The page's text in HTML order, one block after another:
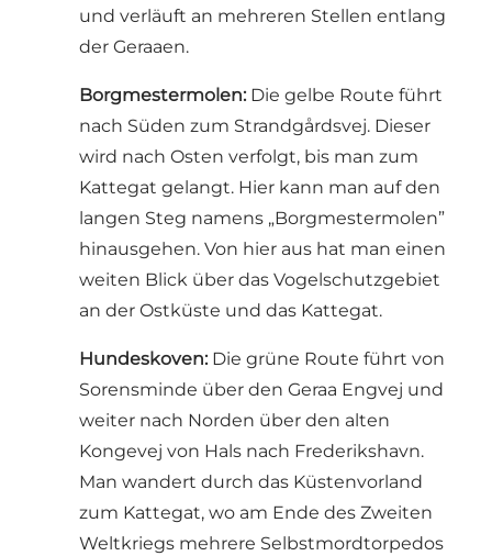
und verläuft an mehreren Stellen entlang
der Geraaen.
Borgmestermolen: Die gelbe Route führt
nach Süden zum Strandgårdsvej. Dieser
wird nach Osten verfolgt, bis man zum
Kattegat gelangt. Hier kann man auf den
langen Steg namens „Borgmestermolen”
hinausgehen. Von hier aus hat man einen
weiten Blick über das Vogelschutzgebiet
an der Ostküste und das Kattegat.
Hundeskoven: Die grüne Route führt von
Sorensminde über den Geraa Engvej und
weiter nach Norden über den alten
Kongevej von Hals nach Frederikshavn.
Man wandert durch das Küstenvorland
zum Kattegat, wo am Ende des Zweiten
Weltkriegs mehrere Selbstmordtorpedos